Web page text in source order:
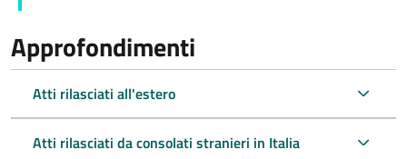
Approfondimenti
Atti rilasciati all'estero
Atti rilasciati da consolati stranieri in Italia